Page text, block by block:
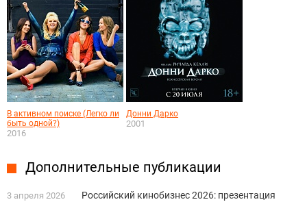
В активном поиске (Легко ли
быть одной?)
2016
Донни Дарко
2001
Дополнительные публикации
3 апреля 2026
Российский кинобизнес 2026: презентация